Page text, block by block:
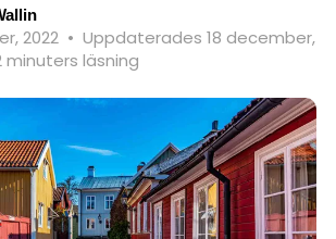
2022 • Uppdaterades 18 december,
minuters läsning